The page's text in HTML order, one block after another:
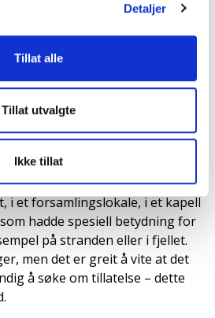
Detaljer
Tillat alle
Tillat utvalgte
Ikke tillat
seremoni kan
ønsker, på et verdig sted, der
gjelder for en humanistisk
dere kan velge å arrangere
i et forsamlingslokale, i et kapell
hadde spesiell betydning for
på stranden eller i fjellet.
men det er greit å vite at det
å søke om tillatelse – dette